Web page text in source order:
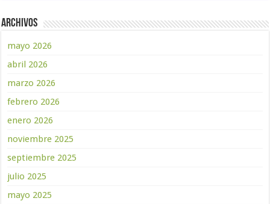
Archivos
mayo 2026
abril 2026
marzo 2026
febrero 2026
enero 2026
noviembre 2025
septiembre 2025
julio 2025
mayo 2025